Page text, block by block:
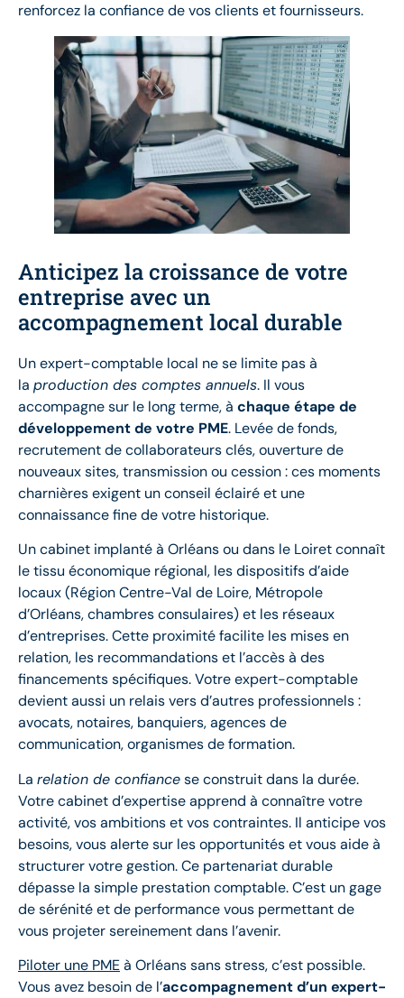
renforcez la confiance de vos clients et fournisseurs.
Anticipez la croissance de votre
entreprise avec un
accompagnement local durable
Un expert-comptable local ne se limite pas à
la production des comptes annuels. Il vous
accompagne sur le long terme, à chaque étape de
développement de votre PME. Levée de fonds,
recrutement de collaborateurs clés, ouverture de
nouveaux sites, transmission ou cession : ces moments
charnières exigent un conseil éclairé et une
connaissance fine de votre historique.
Un cabinet implanté à Orléans ou dans le Loiret connaît
le tissu économique régional, les dispositifs d’aide
locaux (Région Centre-Val de Loire, Métropole
d’Orléans, chambres consulaires) et les réseaux
d’entreprises. Cette proximité facilite les mises en
relation, les recommandations et l’accès à des
financements spécifiques. Votre expert-comptable
devient aussi un relais vers d’autres professionnels :
avocats, notaires, banquiers, agences de
communication, organismes de formation.
La relation de confiancese construit dans la durée.
Votre cabinet d’expertise apprend à connaître votre
activité, vos ambitions et vos contraintes. Il anticipe vos
besoins, vous alerte sur les opportunités et vous aide à
structurer votre gestion. Ce partenariat durable
dépasse la simple prestation comptable. C’est un gage
de sérénité et de performance vous permettant de
vous projeter sereinement dans l’avenir.
Piloter une PMEà Orléans sans stress, c’est possible.
Vous avez besoin de l’accompagnement d’un expert-